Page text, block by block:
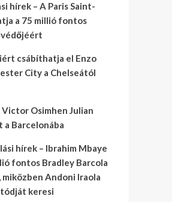
hírek – A Paris Saint-
a 75 millió fontos
csábíthatja el Enzo
City a Chelseától
Osimhen Julian
a Barcelonába
hírek – Ibrahim Mbaye
fontos Bradley Barcola
Andoni Iraola
keresi